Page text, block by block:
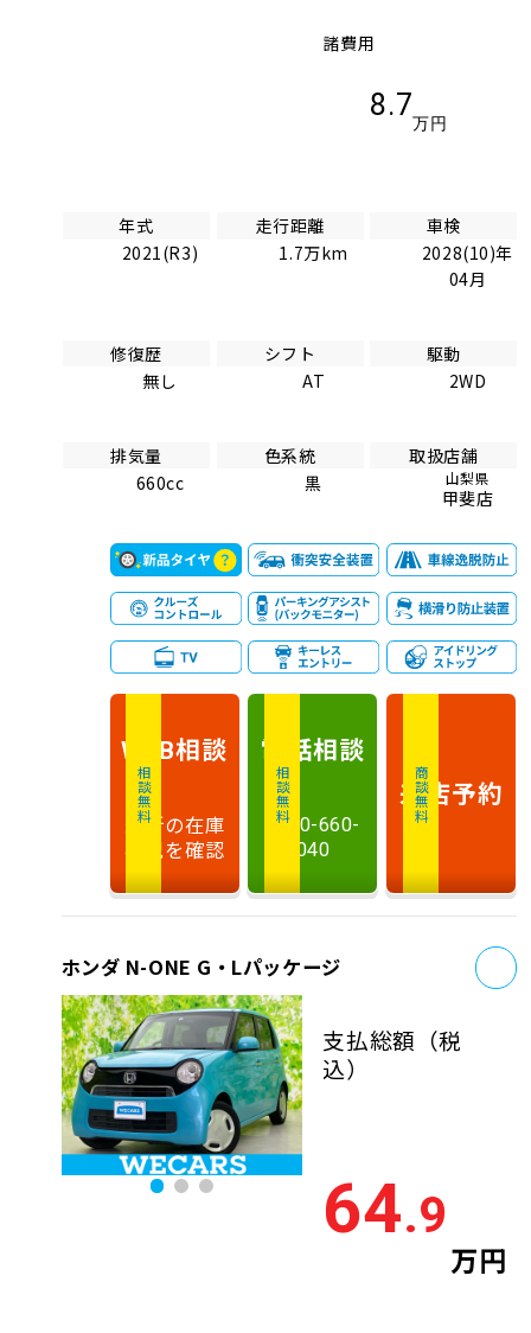
諸費用
8.7
万円
年式
2021(R3)
走行距離
1.7万km
車検
2028(10)年
04月
修復歴
無し
シフト
AT
駆動
2WD
排気量
660cc
色系統
黒
取扱店舗
山梨県
甲斐店
相談無料
WEB相談
最新の在庫
状況を確認
相談無料
電話相談
0120-660-
040
商談無料
来店予約
ホンダ N-ONE G・Lパッケージ
支払総額 （税
込）
64.9
万円